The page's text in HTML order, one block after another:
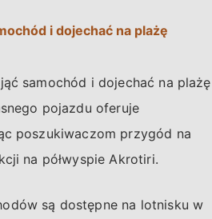
i dojechać na plażę
samochód i dojechać na plażę
pojazdu oferuje
poszukiwaczom przygód na
na półwyspie Akrotiri.
są dostępne na lotnisku w